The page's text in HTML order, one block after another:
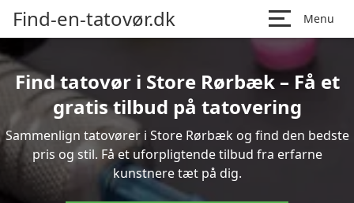
Find-en-tatovør.dk Menu
Find tatovør i Store Rørbæk – Få et
gratis tilbud på tatovering
Sammenlign tatovører i Store Rørbæk og find den bedste
pris og stil. Få et uforpligtende tilbud fra erfarne
kunstnere tæt på dig.